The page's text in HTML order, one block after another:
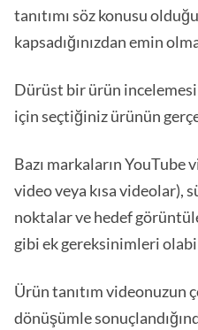
tanıtımı söz konusu
kapsadığınızdan emin
Dürüst bir ürün incelemesi
için seçtiğiniz ürünün
Bazı markaların YouTube
video veya kısa videolar),
noktalar ve hedef
gibi ek gereksinimleri
Ürün tanıtım videonuzun
dönüşümle